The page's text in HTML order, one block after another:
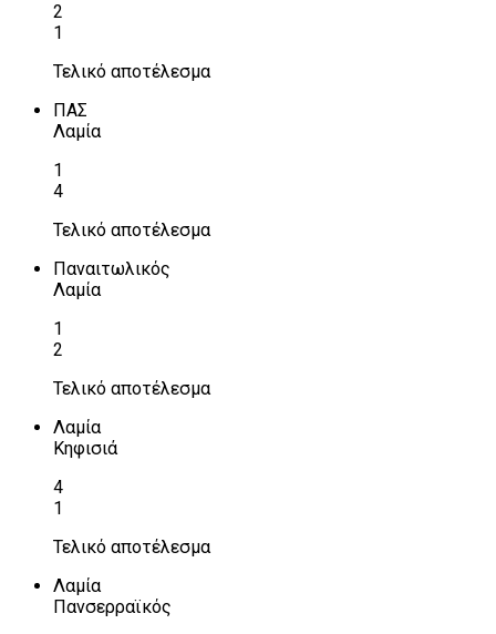
2
1
Τελικό αποτέλεσμα
ΠΑΣ
Λαμία
1
4
Τελικό αποτέλεσμα
Παναιτωλικός
Λαμία
1
2
Τελικό αποτέλεσμα
Λαμία
Κηφισιά
4
1
Τελικό αποτέλεσμα
Λαμία
Πανσερραϊκός